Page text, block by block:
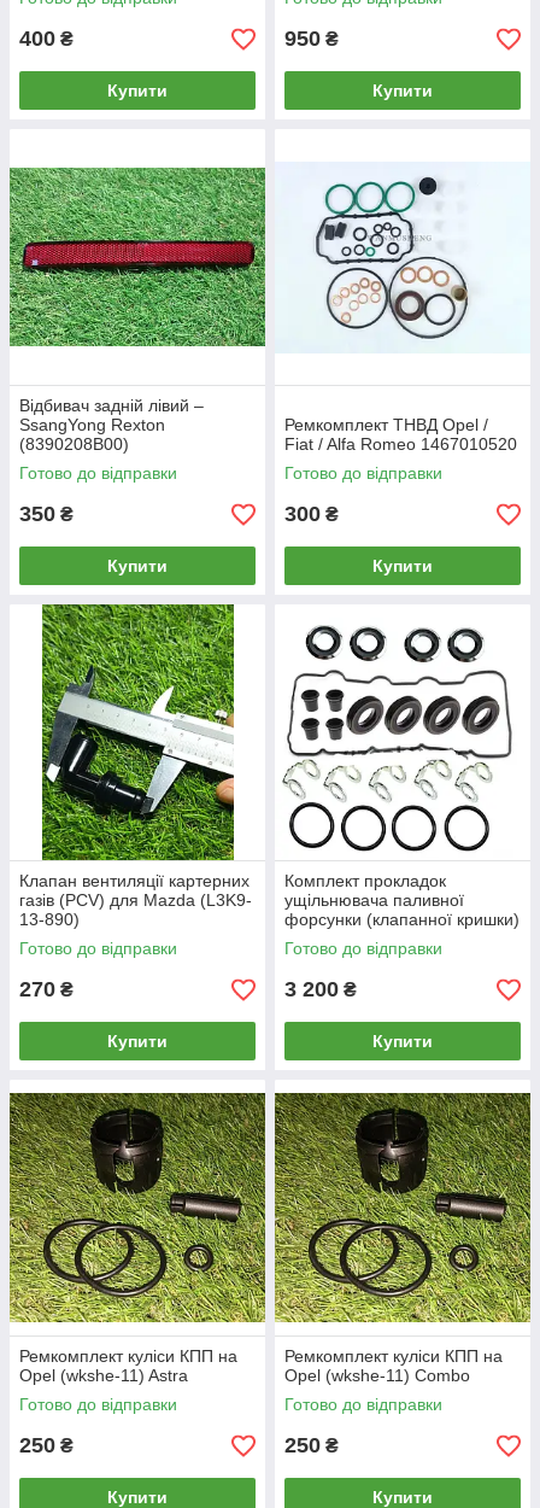
400 ₴
Купити
950 ₴
Купити
Відбивач задній лівий –
SsangYong Rexton
(8390208B00)
Готово до відправки
350 ₴
Купити
Ремкомплект ТНВД Opel /
Fiat / Alfa Romeo 1467010520
Готово до відправки
300 ₴
Купити
Клапан вентиляції картерних
газів (PCV) для Mazda (L3K9-
13-890)
Готово до відправки
270 ₴
Купити
Комплект прокладок
ущільнювача паливної
форсунки (клапанної кришки)
для Toyota
Готово до відправки
3 200 ₴
Купити
Ремкомплект куліси КПП на
Opel (wkshe-11) Astra
Готово до відправки
250 ₴
Купити
Ремкомплект куліси КПП на
Opel (wkshe-11) Combo
Готово до відправки
250 ₴
Купити